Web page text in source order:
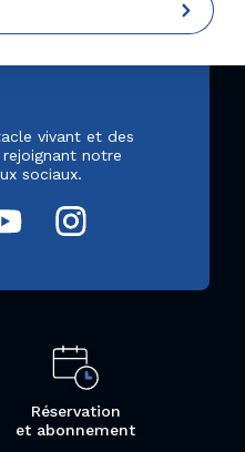
vivant et des
notre
sociaux.
Réservation
et abonnement